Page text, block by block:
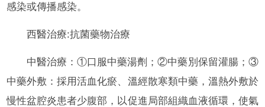
感染或傳播感染。
西醫治療:抗菌藥物治療
中醫治療：①口服中藥湯劑；②中藥別保留灌腸；③
中藥外敷：採用活血化瘀、溫經散寒類中藥，溫熱外敷於
慢性盆腔炎患者少腹部，以促進局部組織血液循環，使氣